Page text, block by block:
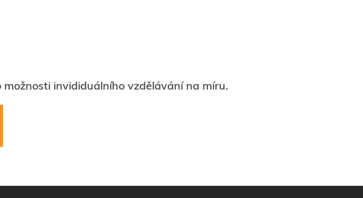
invididuálního vzdělávání na míru.